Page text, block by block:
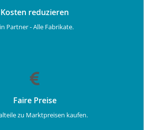
Kosten reduzieren
Partner - Alle Fabrikate.
Faire Preise
zu Marktpreisen kaufen.